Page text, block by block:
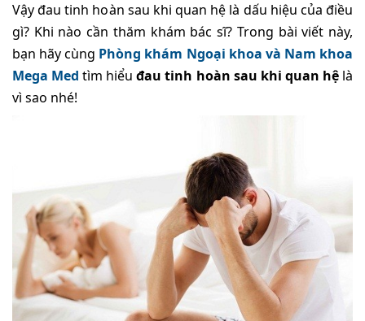
Vậy đau tinh hoàn sau khi quan hệ là dấu hiệu của điều
gì? Khi nào cần thăm khám bác sĩ? Trong bài viết này,
bạn hãy cùng Phòng khám Ngoại khoa và Nam khoa
Mega Med tìm hiểuđau tinh hoàn sau khi quan hệlà
vì sao nhé!